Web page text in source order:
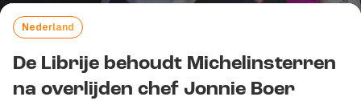
Nederland
De Librije behoudt Michelinsterren
na overlijden chef Jonnie Boer